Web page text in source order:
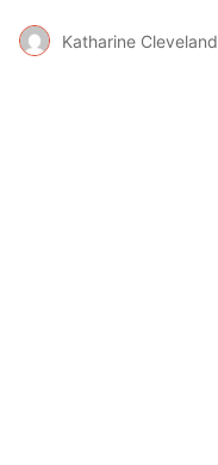
Katharine Cleveland